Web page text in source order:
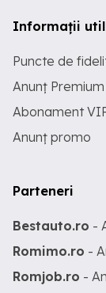
Informații
Puncte de
Anunț Premium
Abonament
Anunț promo
Parteneri
Bestauto.ro -
Romimo.ro -
Romjob.ro -